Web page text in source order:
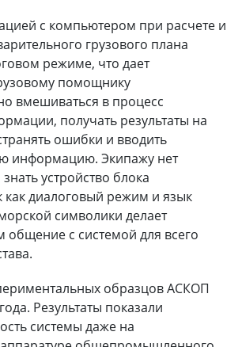
с компьютером при расчете и
грузового плана
режиме, что дает
помощнику
вмешиваться в процесс
получать результаты на
ошибки и вводить
информацию. Экипажу нет
устройство блока
как диалоговый режим и язык
символики делает
общение с системой для всего
образцов АСКОП
Результаты показали
системы даже на